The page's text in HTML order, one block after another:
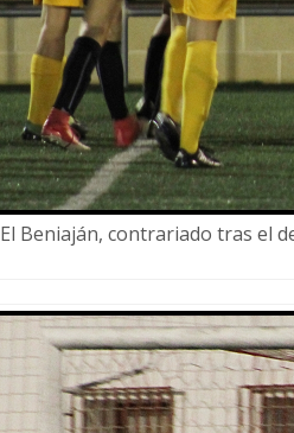
El Beniaján, contrariado tras el